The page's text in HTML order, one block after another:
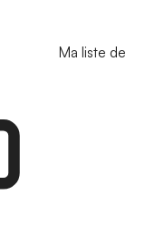
Ma liste de